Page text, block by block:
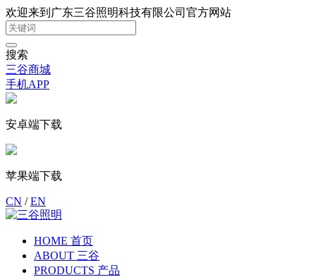
欢迎来到广东三谷照明科技有限公司官方网站
搜索
三谷商城
手机APP
安卓端下载
苹果端下载
CN /EN
HOME 首页
ABOUT 三谷
PRODUCTS 产品